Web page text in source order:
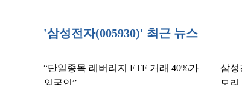
'삼성전자(005930)' 최근 뉴스
“단일종목 레버리지 ETF 거래 40%가
외국인”
삼성
모리